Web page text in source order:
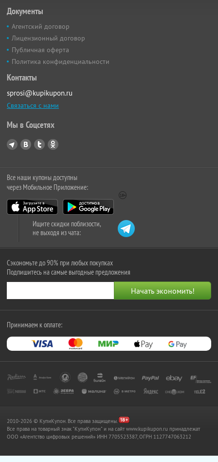
Документы
Агентский договор
Лицензионный договор
Публичная оферта
Политика конфиденциальности
Контакты
sprosi@kupikupon.ru
Связаться с нами
Мы в Соцсетях
Все наши купоны доступны
через Мобильное Приложение:
Ищите скидки поблизости,
не выходя из чата:
Сэкономьте до 90% при любых покупках
Подпишитесь на самые выгодные предложения
Принимаем к оплате:
2010-2026 © КупиКупон. Все права защищены.
Все права на товарный знак "КупиКупон" и на сайт www.kupikupon.ru принадлежат
OOO «Агентство цифровых решений» ИНН 7705523387, ОГРН 1127747063212